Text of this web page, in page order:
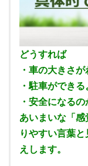
どうすれば
・車の大きさ
・駐車ができ
・安全になる
あいまいな「
りやすい言葉
えします。